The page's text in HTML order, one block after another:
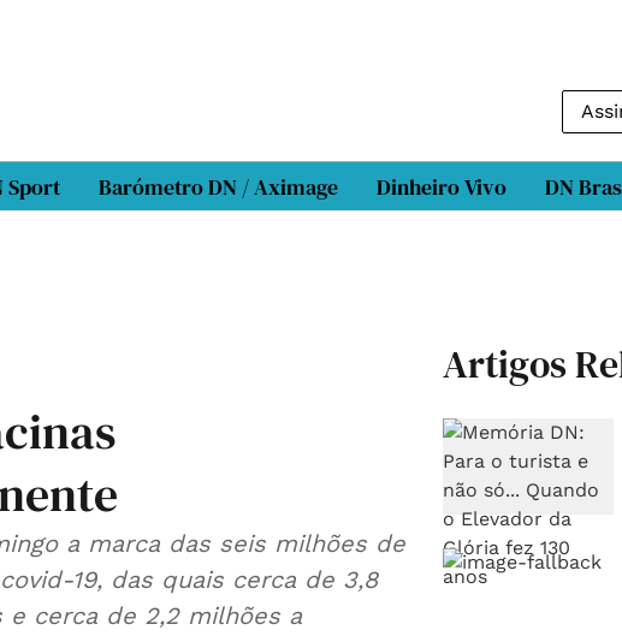
Sport Barómetro DN / Aximage Dinheiro Vivo DN
a marca das seis milhões de
19, das quais cerca de 3,8
cerca de 2,2 milhões a
Artigos